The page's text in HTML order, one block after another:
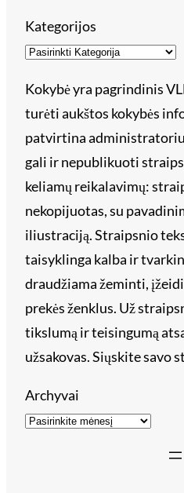
Kategorijos
Kokybė yra pagrindinis
turėti aukštos kokybės
patvirtina
gali ir nepublikuoti
keliamų reikalavimų:
nekopijuotas, su
iliustraciją. Straipsnio
taisyklinga kalba ir
draudžiama žeminti,
prekės ženklus. Už
tikslumą ir teisingumą
užsakovas. Siųskite savo
Archyvai